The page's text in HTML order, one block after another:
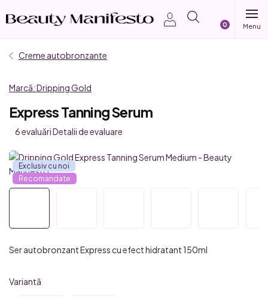
Creme autobronzante
Marcă:Dripping Gold
Express Tanning Serum
Evaluarea
a
produsului
este
5
6 evaluăriDetalii de evaluare
Exclusiv cu noi
Recomandate
Ser autobronzant Express cu efect hidratant 150ml
Variantă